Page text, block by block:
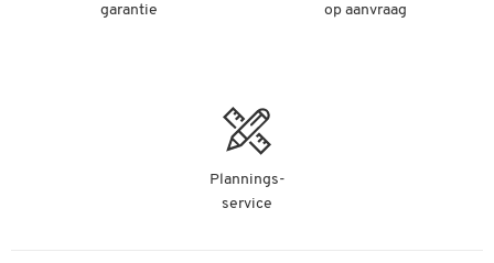
garantie
op aanvraag
Plannings-
service